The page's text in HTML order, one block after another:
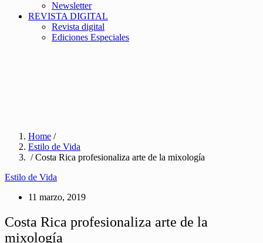
Newsletter
REVISTA DIGITAL
Revista digital
Ediciones Especiales
Home /
Estilo de Vida
/ Costa Rica profesionaliza arte de la mixología
Estilo de Vida
11 marzo, 2019
Costa Rica profesionaliza arte de la
mixología